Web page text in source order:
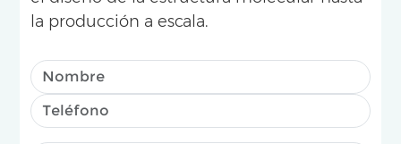
la producción a escala.